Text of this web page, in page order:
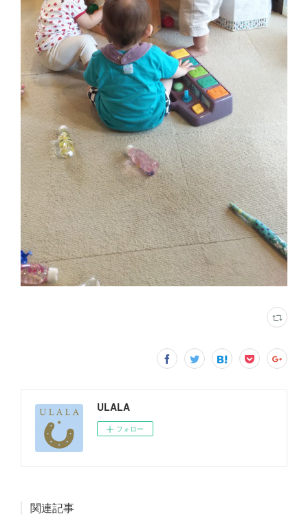
ULALA
フォロー
関連記事